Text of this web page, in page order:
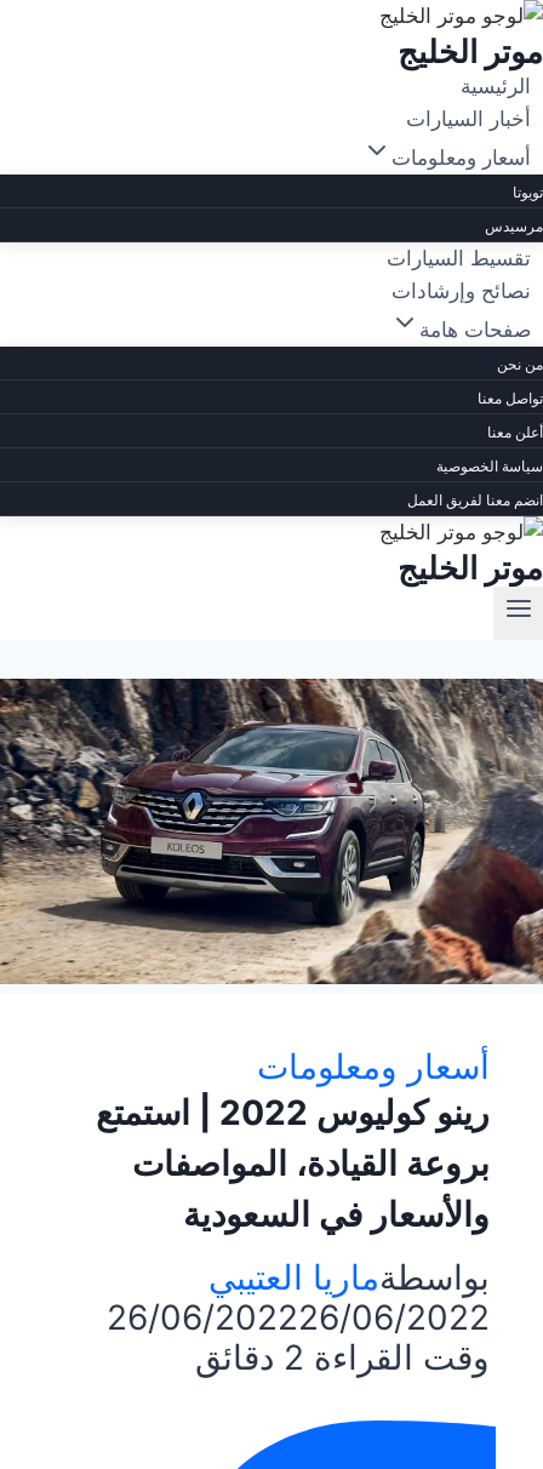
التجاوز
إلى
المحتوى
موتر الخليج
الرئيسية
أخبار السيارات
أسعار ومعلومات
تويوتا
مرسيدس
تقسيط السيارات
نصائح وإرشادات
صفحات هامة
من نحن
تواصل معنا
أعلن معنا
سياسة الخصوصية
انضم معنا لفريق العمل
موتر الخليج
أسعار ومعلومات
رينو كوليوس 2022 | استمتع
بروعة القيادة، المواصفات
والأسعار في السعودية
بواسطةماريا العتيبي
26/06/202226/06/2022
وقت القراءة
دقائق